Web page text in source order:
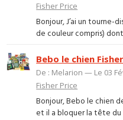
Fisher Price
Bonjour, J’ai un tourne-
de couleur compris)
Bebo le chien
De : Melarion — Le 03
Fisher Price
Bonjour, Bebo le chien
et il a bloquer la tête du